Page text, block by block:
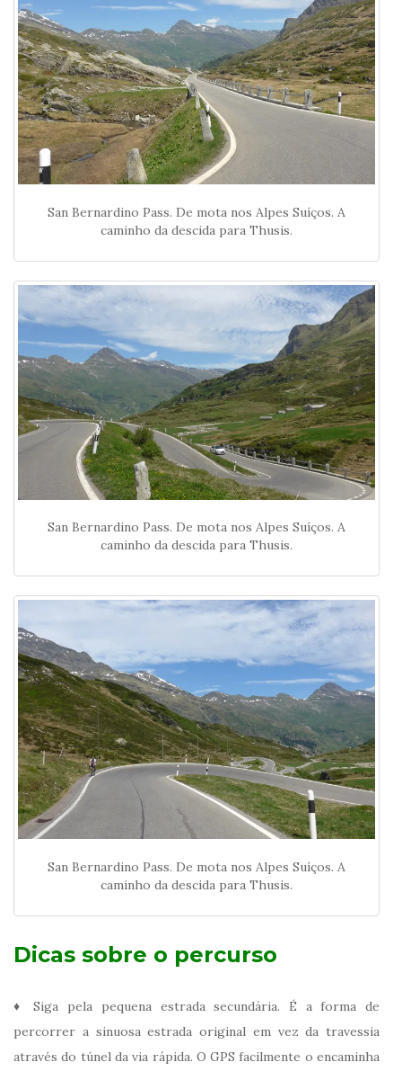
San Bernardino Pass. De mota nos Alpes Suíços. A
caminho da descida para Thusis.
San Bernardino Pass. De mota nos Alpes Suíços. A
caminho da descida para Thusis.
San Bernardino Pass. De mota nos Alpes Suíços. A
caminho da descida para Thusis.
Dicas sobre o percurso
♦ Siga pela pequena estrada secundária. É a forma de
percorrer a sinuosa estrada original em vez da travessia
através do túnel da via rápida. O GPS facilmente o encaminha